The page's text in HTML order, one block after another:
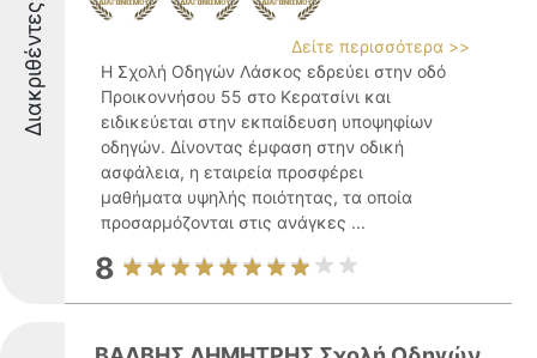
Διακριθέντες
Δείτε περισσότερα >>
Η Σχολή Οδηγών Λάσκος εδρεύει στην οδό
Προικοννήσου 55 στο Κερατσίνι και
ειδικεύεται στην εκπαίδευση υποψηφίων
οδηγών. Δίνοντας έμφαση στην οδική
ασφάλεια, η εταιρεία προσφέρει
μαθήματα υψηλής ποιότητας, τα οποία
προσαρμόζονται στις ανάγκες ...
8